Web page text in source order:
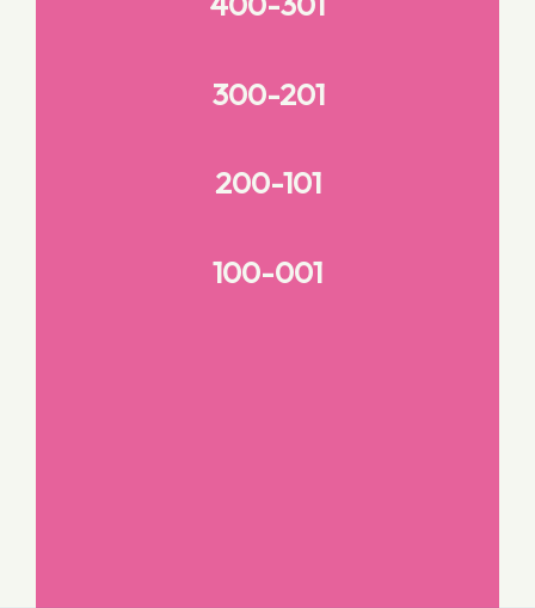
300-201
200-101
100-001